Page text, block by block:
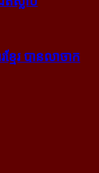
មែរ​ បាន​លាចាក​